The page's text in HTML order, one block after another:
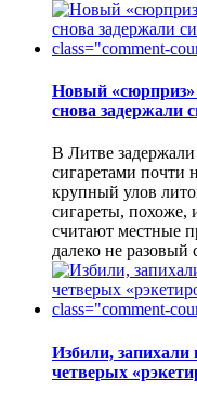
Новый «сюрприз»
снова задержали
В Литве
сигаретами почти
крупный улов
сигареты, похоже,
считают местные
далеко не разовый
Избили, запихали
четверых